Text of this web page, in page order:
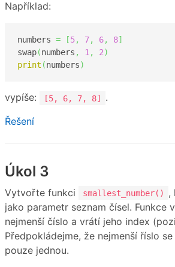
Například:
numbers = [5, 7, 6, 8]
swap(numbers , 1 , 2)
print (numbers)
vypíše: [5, 6, 7, 8]
.
Řešení
Úkol 3
Vytvořte funkci smallest_number()
,
jako parametr seznam čísel. Funkce
nejmenší číslo a vrátí jeho index
Předpokládejme, že nejmenší říslo
pouze jednou.